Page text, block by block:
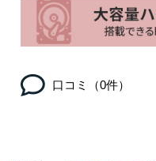
口コミ（0件）